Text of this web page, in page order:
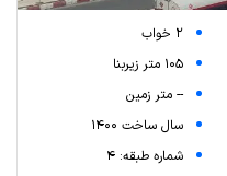
2 خواب
105 متر زیربنا
-- متر زمین
سال ساخت 1400
شماره طبقه: 4